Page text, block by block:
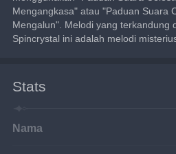
Mengangkasa" atau "Paduan Suara
Mengalun". Melodi yang terkandung
Spincrystal ini adalah melodi
Stats
Nama